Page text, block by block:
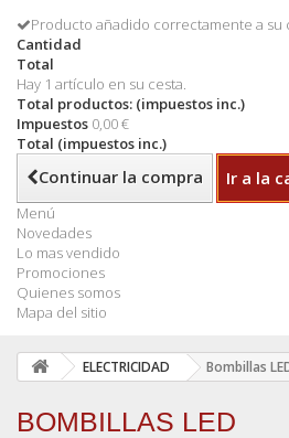
Producto añadido correctamente a su
Cantidad
Total
Hay 1 artículo en su cesta.
Total productos: (impuestos inc.)
Impuestos 0,00 €
Total (impuestos inc.)
Continuar la compra Ir a la
Menú
Novedades
Lo mas vendido
Promociones
Quienes somos
Mapa del sitio
ELECTRICIDAD Bombillas
BOMBILLAS LED